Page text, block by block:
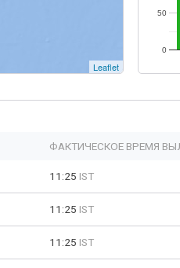
Leaflet
0
50
ФАКТИЧЕСКОЕ ВРЕМЯ
11:25 IST
11:25 IST
11:25 IST